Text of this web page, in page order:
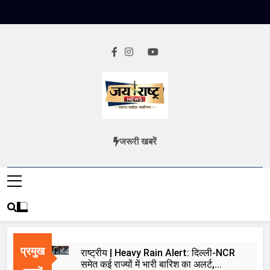
Jai Rashtra
हिंदी समाचार
जरूरी खबरें
प्रमुख
राष्ट्रीय | Heavy Rain Alert: दिल्ली-NCR
समेत कई राज्यों में भारी बारिश का अलर्ट,